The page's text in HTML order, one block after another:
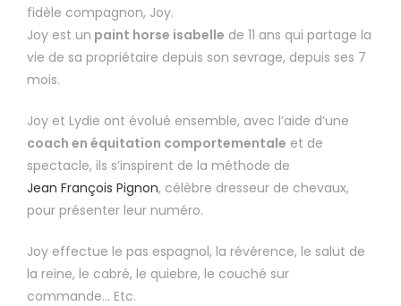
fidèle compagnon, Joy.
Joy est un paint horse isabelle de 11 ans qui partage la
vie de sa propriétaire depuis son sevrage, depuis ses 7
mois.
Joy et Lydie ont évolué ensemble, avec l’aide d’une
coach en équitation comportementale et de
spectacle, ils s’inspirent de la méthode de
Jean François Pignon, célèbre dresseur de chevaux,
pour présenter leur numéro.
Joy effectue le pas espagnol, la révérence, le salut de
la reine, le cabré, le quiebre, le couché sur
commande… Etc.